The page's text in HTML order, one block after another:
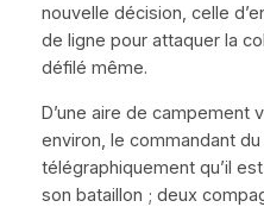
nouvelle décision, celle
de ligne pour attaquer la
défilé même.
D’une aire de campement
environ, le commandant
télégraphiquement qu’il
son bataillon ; deux